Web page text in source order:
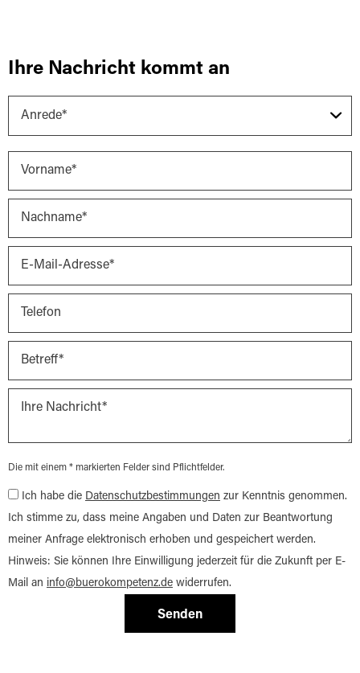
Ihre Nachricht kommt an
Die mit einem * markierten Felder sind Pflichtfelder.
Ich habe die Datenschutzbestimmungen zur Kenntnis genommen.
Ich stimme zu, dass meine Angaben und Daten zur Beantwortung
meiner Anfrage elektronisch erhoben und gespeichert werden.
Hinweis: Sie können Ihre Einwilligung jederzeit für die Zukunft per E-
Mail an info@buerokompetenz.de widerrufen.
Senden